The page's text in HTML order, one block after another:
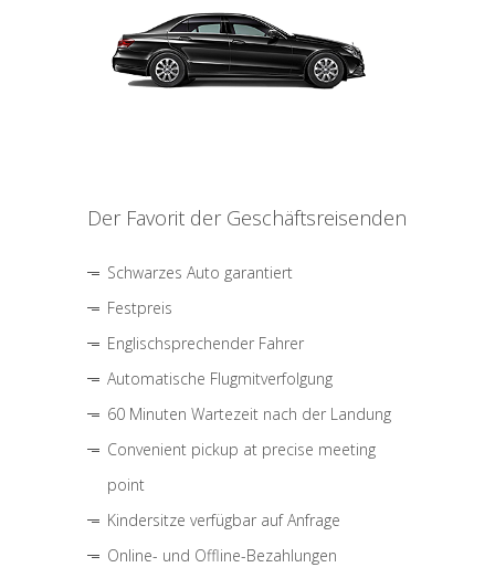
Der Favorit der Geschäftsreisenden
Schwarzes Auto garantiert
Festpreis
Englischsprechender Fahrer
Automatische Flugmitverfolgung
60 Minuten Wartezeit nach der Landung
Convenient pickup at precise meeting
point
Kindersitze verfügbar auf Anfrage
Online- und Offline-Bezahlungen